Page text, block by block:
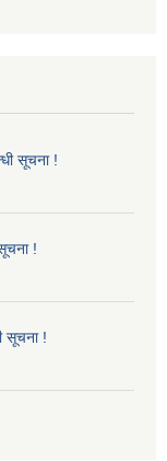
सूचना !
!
सूचना !